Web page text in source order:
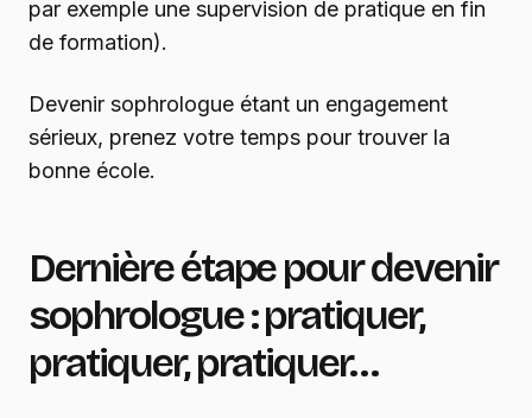
par exemple une supervision de pratique en fin
de formation).
Devenir sophrologue étant un engagement
sérieux, prenez votre temps pour trouver la
bonne école.
Dernière étape pour devenir
sophrologue : pratiquer,
pratiquer, pratiquer…